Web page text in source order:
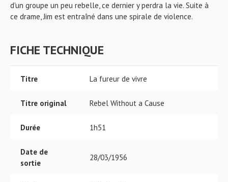
d'un groupe un peu rebelle, ce dernier y perdra la vie. Suite à
ce drame, Jim est entraîné dans une spirale de violence.
FICHE TECHNIQUE
Titre La fureur de vivre
Titre original Rebel Without a Cause
Durée 1h51
Date de
sortie
28/03/1956